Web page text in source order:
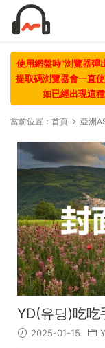
使用網盤時“浏覽器彈
提取碼浏覽器會一直
如已經出現這
當前位置： 首頁 亞洲
YD(유딩)吃吃
2025-01-15